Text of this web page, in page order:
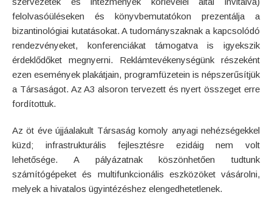
felolvasóüléseken és könyvbemutatókon prezentálja a
bizantinológiai kutatásokat. A tudományszaknak a kapcsolódó
rendezvényeket, konferenciákat támogatva is igyekszik
érdeklődőket megnyerni. Reklámtevékenységünk részeként
ezen események plakátjain, programfüzetein is népszerűsítjük
a Társaságot. Az A3 alsoron tervezett és nyert összeget erre
fordítottuk.
Az öt éve újjáalakult Társaság komoly anyagi nehézségekkel
küzd; infrastrukturális fejlesztésre ezidáig nem volt
lehetősége. A pályázatnak köszönhetően tudtunk
számítógépeket és multifunkcionális eszközöket vásárolni,
melyek a hivatalos ügyintézéshez elengedhetetlenek.